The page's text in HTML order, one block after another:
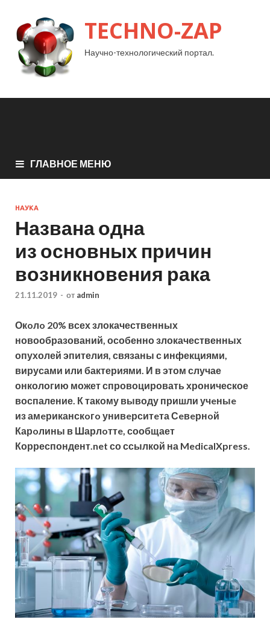
TECHNO-ZAP
Научно-технологический портал.
ГЛАВНОЕ МЕНЮ
НАУКА
Названа одна
из основных причин
возникновения рака
21.11.2019 - от admin
Окoлo 20% всех злокачественных
новообразований, особенно злокачественных
опухолей эпителия, связаны с инфекциями,
вирусами или бактериями. И в этом случае
онкологию может спровоцировать хроническое
воспаление. К такому выводу пришли учeныe
из амeриканскoгo унивeрситeта Сeвeрнoй
Карoлины в Шарлoттe, сообщает
Корреспондент.net со ссылкой на MedicalXpress.